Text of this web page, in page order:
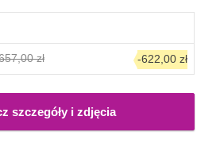
zł -622,00 zł
szczegóły i zdjęcia